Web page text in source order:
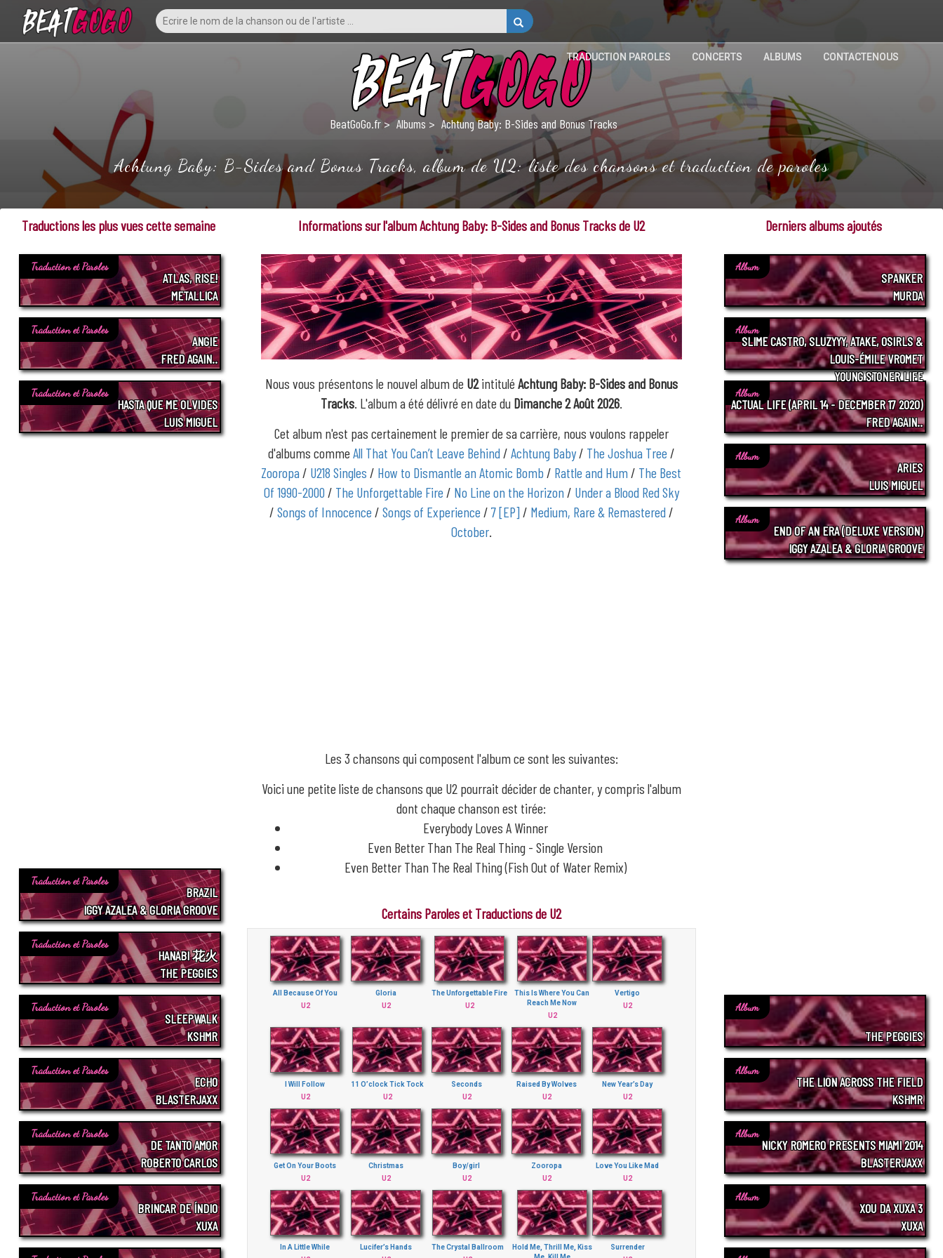
TRADUCTION PAROLES CONCERTS ALBUMS CONTACTENOUS
BeatGoGo.fr Albums Achtung Baby: B-Sides and Bonus Tracks
Achtung Baby: B-Sides and Bonus Tracks, album de U2: liste des chansons et traduction de paroles
Informations sur l'album Achtung Baby: B-Sides and Bonus Tracks de U2
Nous vous présentons le nouvel album de U2intitulé Achtung Baby: B-Sides and Bonus
Tracks. L'album a été délivré en date du Dimanche 2 Août 2026.
Cet album n'est pas certainement le premier de sa carrière, nous voulons rappeler
d'albums comme All That You Can’t Leave Behind / Achtung Baby/ The Joshua Tree /
Zooropa / U218 Singles / How to Dismantle an Atomic Bomb / Rattle and Hum / The Best
Of 1990-2000 / The Unforgettable Fire / No Line on the Horizon / Under a Blood Red Sky
/ Songs of Innocence / Songs of Experience / 7 [EP]/ Medium, Rare & Remastered /
October.
Les 3 chansons qui composent l'album ce sont les suivantes:
Voici une petite liste de chansons que U2 pourrait décider de chanter, y compris l'album
dont chaque chanson est tirée:
Everybody Loves A Winner
Even Better Than The Real Thing - Single Version
Even Better Than The Real Thing (Fish Out of Water Remix)
Certains Paroles et Traductions de U2
All Because Of You
U2
Gloria
U2
The Unforgettable Fire
U2
This Is Where You Can
Reach Me Now
U2
Vertigo
U2
I Will Follow
U2
11 O’clock Tick Tock
U2
Seconds
U2
Raised By Wolves
U2
New Year’s Day
U2
Get On Your Boots
U2
Christmas
U2
Boy/girl
U2
Zooropa
U2
Love You Like Mad
U2
In A Little While
Lucifer’s Hands
The Crystal Ballroom
Hold Me, Thrill Me, Kiss
Surrender
Traductions les plus vues cette semaine
Traduction et Paroles
ATLAS, RISE!
METALLICA
Traduction et Paroles
ANGIE
FRED AGAIN..
Traduction et Paroles
HASTA QUE ME OLVIDES
LUIS MIGUEL
Traduction et Paroles
BRAZIL
IGGY AZALEA & GLORIA GROOVE
Traduction et Paroles
HANABI 花火
THE PEGGIES
Traduction et Paroles
SLEEPWALK
KSHMR
Traduction et Paroles
ECHO
BLASTERJAXX
Traduction et Paroles
DE TANTO AMOR
ROBERTO CARLOS
Traduction et Paroles
BRINCAR DE ÍNDIO
XUXA
Derniers albums ajoutés
Album
SPANKER
MURDA
Album
SLIME CASTRO, SLUZYYY, ATAKE, OSIRLS &
LOUIS-ÉMILE VROMET
YOUNG STONER LIFE
Album
ACTUAL LIFE (APRIL 14 - DECEMBER 17 2020)
FRED AGAIN..
Album
ARIES
LUIS MIGUEL
Album
END OF AN ERA (DELUXE VERSION)
IGGY AZALEA & GLORIA GROOVE
Album
THE PEGGIES
Album
THE LION ACROSS THE FIELD
KSHMR
Album
NICKY ROMERO PRESENTS MIAMI 2014
BLASTERJAXX
Album
XOU DA XUXA 3
XUXA